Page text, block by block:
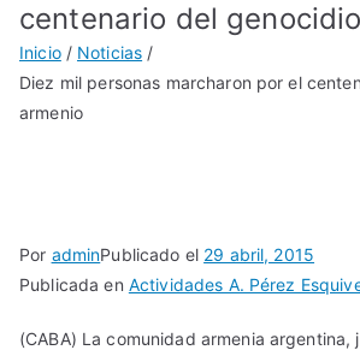
centenario del
Inicio
Noticias
Diez mil personas marcharon por el
armenio
Por adminPublicado el 29 abril, 2015
Publicada en Actividades A. Pérez
(CABA) La comunidad armenia argentina,